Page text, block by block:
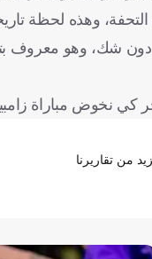
التحفة، وهذه لحظة
شك، وهو معروف
كي نخوض مباراة